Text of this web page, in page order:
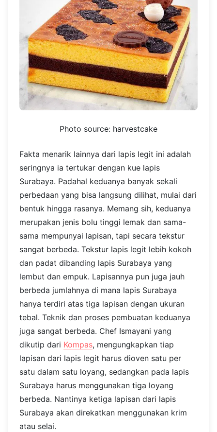
Photo source: harvestcake
Fakta menarik lainnya dari lapis legit ini adalah
seringnya ia tertukar dengan kue lapis
Surabaya. Padahal keduanya banyak sekali
perbedaan yang bisa langsung dilihat, mulai dari
bentuk hingga rasanya. Memang sih, keduanya
merupakan jenis bolu tinggi lemak dan sama-
sama mempunyai lapisan, tapi secara tekstur
sangat berbeda. Tekstur lapis legit lebih kokoh
dan padat dibanding lapis Surabaya yang
lembut dan empuk. Lapisannya pun juga jauh
berbeda jumlahnya di mana lapis Surabaya
hanya terdiri atas tiga lapisan dengan ukuran
tebal. Teknik dan proses pembuatan keduanya
juga sangat berbeda. Chef Ismayani yang
dikutip dari Kompas, mengungkapkan tiap
lapisan dari lapis legit harus dioven satu per
satu dalam satu loyang, sedangkan pada lapis
Surabaya harus menggunakan tiga loyang
berbeda. Nantinya ketiga lapisan dari lapis
Surabaya akan direkatkan menggunakan krim
atau selai.